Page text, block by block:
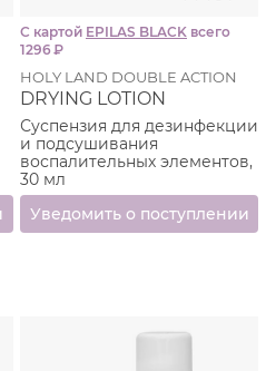
С картой EPILAS BLACK всего
1296₽
HOLY LAND DOUBLE ACTION
DRYING LOTION
Суспензия для дезинфекции
и подсушивания
воспалительных элементов,
30 мл